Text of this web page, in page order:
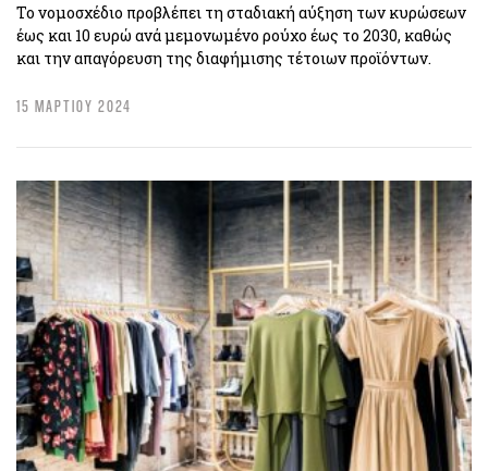
Το νομοσχέδιο προβλέπει τη σταδιακή αύξηση των κυρώσεων
έως και 10 ευρώ ανά μεμονωμένο ρούχο έως το 2030, καθώς
και την απαγόρευση της διαφήμισης τέτοιων προϊόντων.
15 ΜΑΡΤΙΟΥ 2024